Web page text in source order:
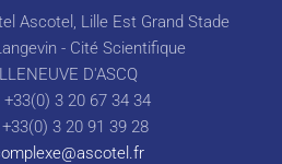
Ascotel, Lille Est Grand Stade
- Cité Scientifique
D'ASCQ
+33(0) 3 20 67 34 34
3 20 91 39 28